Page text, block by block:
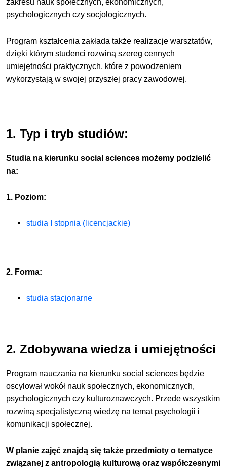
zakresu nauk społecznych, ekonomicznych,
psychologicznych czy socjologicznych.
Program kształcenia zakłada także realizacje warsztatów,
dzięki którym studenci rozwiną szereg cennych
umiejętności praktycznych, które z powodzeniem
wykorzystają w swojej przyszłej pracy zawodowej.
1. Typ i tryb studiów:
Studia na kierunku social sciences możemy podzielić
na:
1. Poziom:
studia I stopnia (licencjackie)
2. Forma:
studia stacjonarne
2. Zdobywana wiedza i umiejętności
Program nauczania na kierunku social sciences będzie
oscylował wokół nauk społecznych, ekonomicznych,
psychologicznych czy kulturoznawczych. Przede wszystkim
rozwiną specjalistyczną wiedzę na temat psychologii i
komunikacji społecznej.
W planie zajęć znajdą się także przedmioty o tematyce
związanej z antropologią kulturową oraz współczesnymi